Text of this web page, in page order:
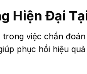
Hiện Đại
việc chẩn
phục hồi hiệu